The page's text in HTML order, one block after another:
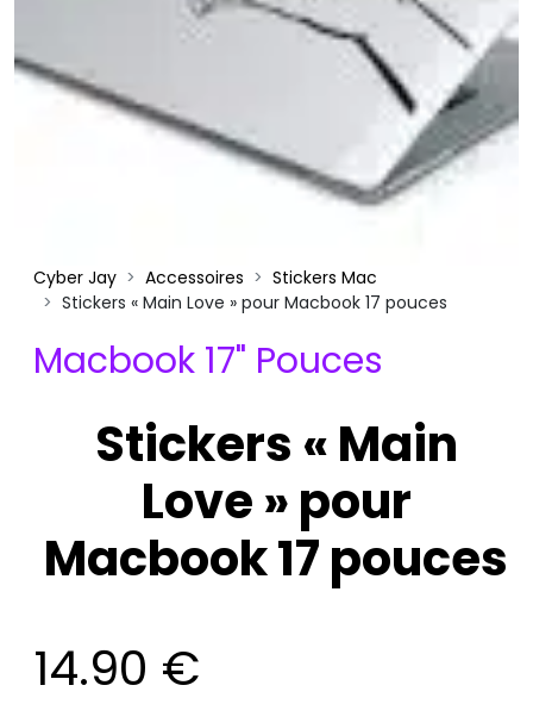
Cyber Jay Accessoires
Stickers Mac
Stickers « Main Love » pour Macbook 17 pouces
Macbook 17" Pouces
Stickers « Main
Love » pour
Macbook 17 pouces
14.90 €